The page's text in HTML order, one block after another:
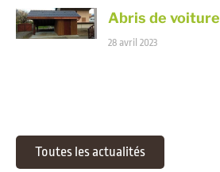
Abris de voiture
28 avril 2023
Toutes les actualités